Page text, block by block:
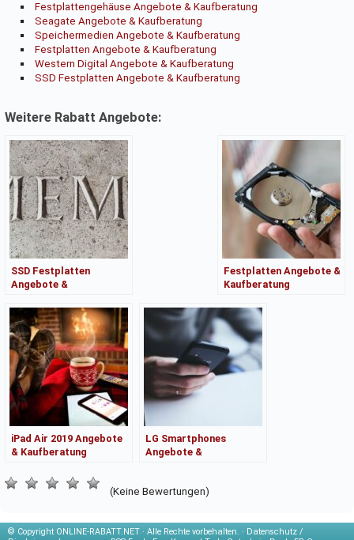
Festplattengehäuse Angebote & Kaufberatung
Seagate Angebote & Kaufberatung
Speichermedien Angebote & Kaufberatung
Festplatten Angebote & Kaufberatung
Western Digital Angebote & Kaufberatung
SSD Festplatten Angebote & Kaufberatung
Weitere Rabatt Angebote:
SSD Festplatten
Angebote &
Festplatten Angebote &
Kaufberatung
iPad Air 2019 Angebote
& Kaufberatung
LG Smartphones
Angebote &
(Keine Bewertungen)
© Copyright ONLINE-RABATT.NET · Alle Rechte vorbehalten. · Datenschutz /